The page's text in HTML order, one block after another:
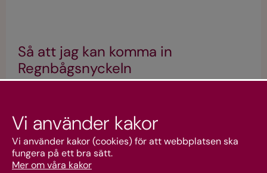
Så att jag kan komma in
Regnbågsnyckeln
Vi använder kakor
Vi använder kakor (cookies) för att webbplatsen ska
fungera på ett bra sätt.
Mer om våra kakor